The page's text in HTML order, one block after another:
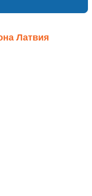
Латвия